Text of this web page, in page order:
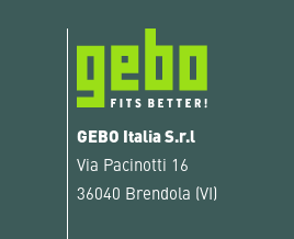
GEBO Italia S.r.l
Via Pacinotti 16
36040 Brendola (VI)